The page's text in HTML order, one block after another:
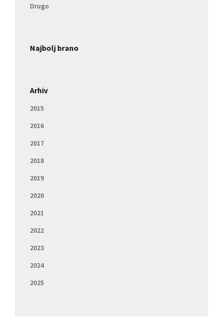
Drugo
Najbolj brano
Arhiv
2015
2016
2017
2018
2019
2020
2021
2022
2023
2024
2025